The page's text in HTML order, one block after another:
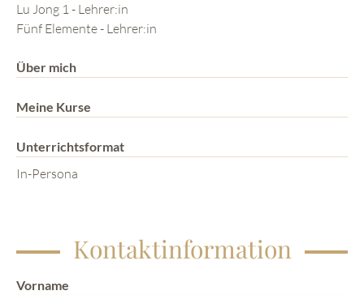
Lu Jong 1 - Lehrer:in
Fünf Elemente - Lehrer:in
Über mich
Meine Kurse
Unterrichtsformat
In-Persona
Kontaktinformation
Vorname